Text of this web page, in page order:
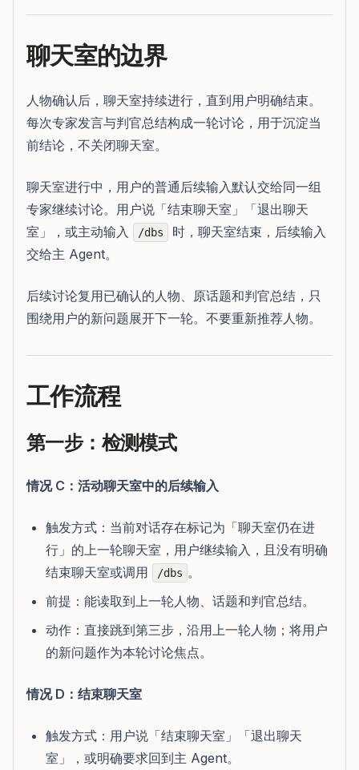
聊天室的边界
人物确认后，聊天室持续进行，直到用户明确结束。
每次专家发言与判官总结构成一轮讨论，用于沉淀当
前结论，不关闭聊天室。
聊天室进行中，用户的普通后续输入默认交给同一组
专家继续讨论。用户说「结束聊天室」「退出聊天
室」，或主动输入
/dbs
时，聊天室结束，后续输入
交给主 Agent。
后续讨论复用已确认的人物、原话题和判官总结，只
围绕用户的新问题展开下一轮。不要重新推荐人物。
工作流程
第一步：检测模式
情况 C：活动聊天室中的后续输入
触发方式：当前对话存在标记为「聊天室仍在进
行」的上一轮聊天室，用户继续输入，且没有明确
结束聊天室或调用
/dbs 。
前提：能读取到上一轮人物、话题和判官总结。
动作：直接跳到第三步，沿用上一轮人物；将用户
的新问题作为本轮讨论焦点。
情况 D：结束聊天室
触发方式：用户说「结束聊天室」「退出聊天
室」，或明确要求回到主 Agent。